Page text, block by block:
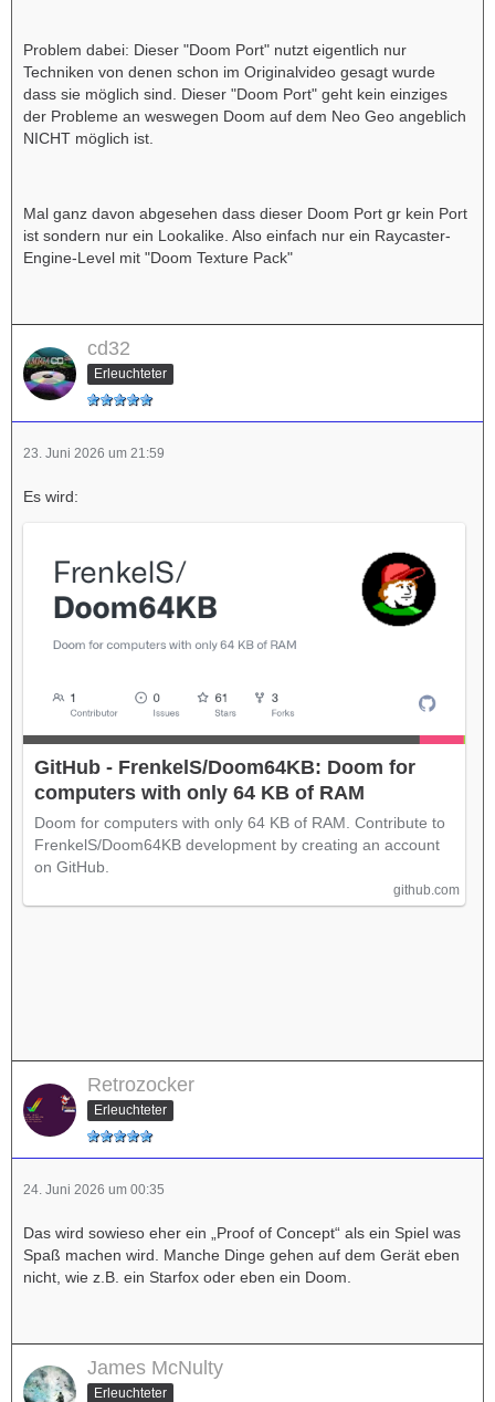
Problem dabei: Dieser "Doom Port" nutzt eigentlich nur
Techniken von denen schon im Originalvideo gesagt wurde
dass sie möglich sind. Dieser "Doom Port" geht kein einziges
der Probleme an weswegen Doom auf dem Neo Geo angeblich
NICHT möglich ist.
Mal ganz davon abgesehen dass dieser Doom Port gr kein Port
ist sondern nur ein Lookalike. Also einfach nur ein Raycaster-
Engine-Level mit "Doom Texture Pack"
cd32
Erleuchteter
23. Juni 2026 um 21:59
Es wird:
GitHub - FrenkelS/Doom64KB: Doom for
computers with only 64 KB of RAM
Doom for computers with only 64 KB of RAM. Contribute to
FrenkelS/Doom64KB development by creating an account
on GitHub.
github.com
Retrozocker
Erleuchteter
24. Juni 2026 um 00:35
Das wird sowieso eher ein „Proof of Concept“ als ein Spiel was
Spaß machen wird. Manche Dinge gehen auf dem Gerät eben
nicht, wie z.B. ein Starfox oder eben ein Doom.
James McNulty
Erleuchteter